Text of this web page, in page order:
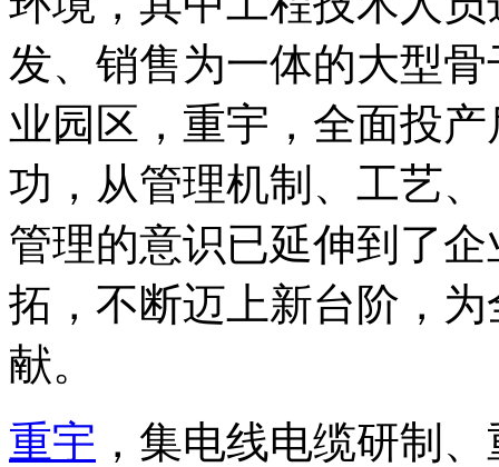
发、销售为一体的大型
业园区，重宇，全面投
功，从管理机制、工艺
管理的意识已延伸到了
拓，不断迈上新台阶，
献。
重宇 ，集电线电缆研制